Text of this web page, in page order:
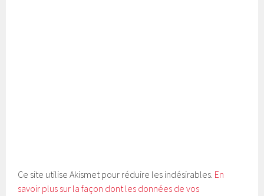
Ce site utilise Akismet pour réduire les indésirables. En
savoir plus sur la façon dont les données de vos